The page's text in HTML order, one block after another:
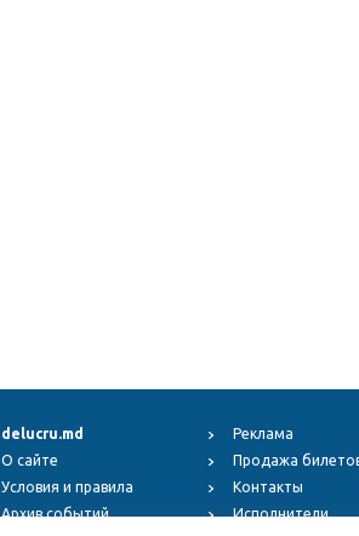
delucru.md
О сайте
Условия и правила
Архив событий
Реклама
Продажа
Контакты
Исполнители